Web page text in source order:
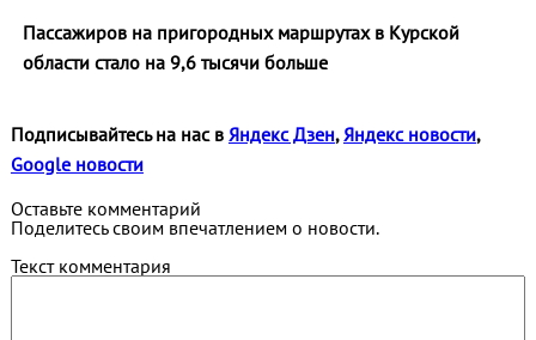
Пассажиров на пригородных маршрутах в Курской
области стало на 9,6 тысячи больше
Подписывайтесь на нас в Яндекс Дзен,Яндекс новости,
Google новости
Оставьте комментарий
Поделитесь своим впечатлением о новости.
Текст комментария